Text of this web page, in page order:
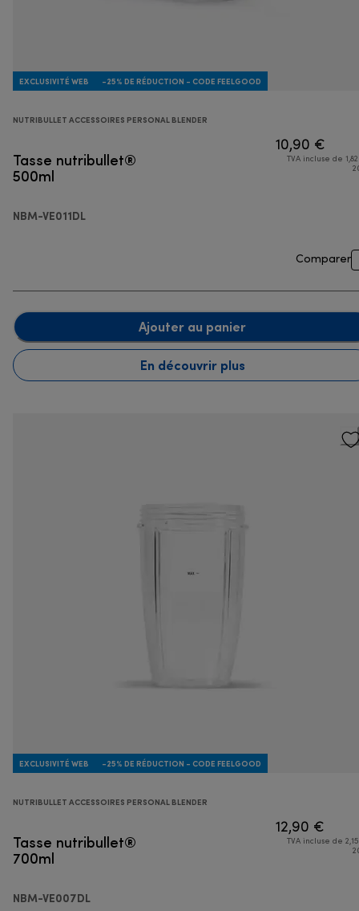
EXCLUSIVITÉ WEB -25% DE RÉDUCTION - CODE FEELGOOD
NUTRIBULLET ACCESSOIRES PERSONAL BLENDER
Tasse nutribullet®
500ml
NBM-VE011DL
10,90 €
TVA incluse de
Comparer
Ajouter au panier
En découvrir plus
EXCLUSIVITÉ WEB -25% DE RÉDUCTION - CODE FEELGOOD
NUTRIBULLET ACCESSOIRES PERSONAL BLENDER
Tasse nutribullet®
700ml
NBM-VE007DL
12,90 €
TVA incluse de